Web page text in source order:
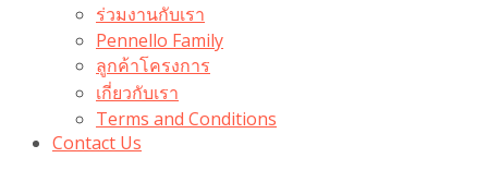
ร่วมงานกับเรา
Pennello Family
ลูกค้าโครงการ
เกี่ยวกับเรา
Terms and Conditions
Contact Us